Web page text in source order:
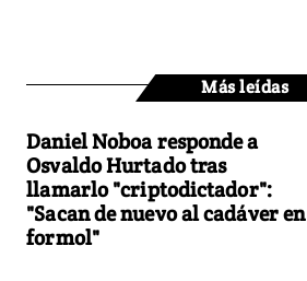
Más leídas
Daniel Noboa responde a
Osvaldo Hurtado tras
llamarlo "criptodictador":
"Sacan de nuevo al cadáver en
formol"